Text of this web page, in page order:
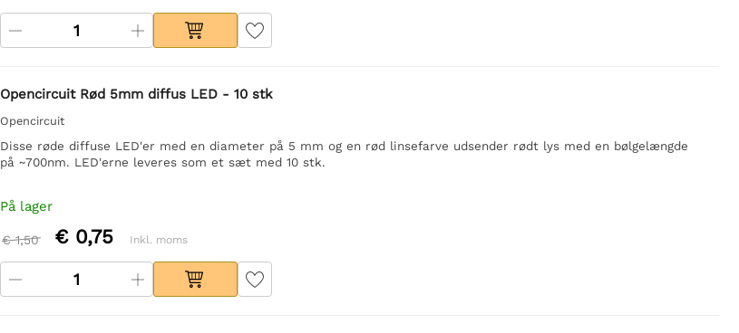
Opencircuit Rød 5mm diffus LED - 10 stk
Opencircuit
Disse røde diffuse LED'er med en diameter på 5 mm og en rød linsefarve udsender rødt lys med en bølgelængde
på ~700nm. LED'erne leveres som et sæt med 10 stk.
På lager
€ 1,50 € 0,75 Inkl. moms